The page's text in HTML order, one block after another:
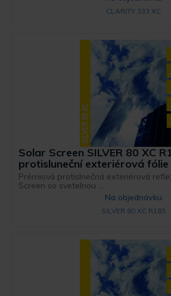
CLARITY 333 XC
Solar Screen SILVER 80 XC
protisluneční exteriérová
Prémiová protislnečná exteriérová
Screen so svetelnou ...
Na objednávku
SILVER 80 XC R183